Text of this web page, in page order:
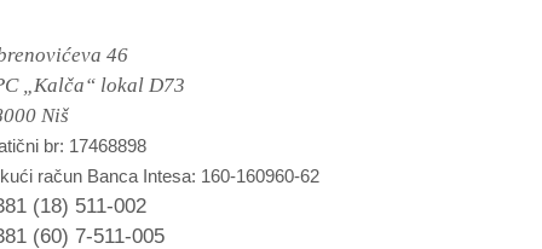
46
„Kalča“ lokal D73
Niš
br: 17468898
račun Banca Intesa: 160-160960-62
(18) 511-002
(60) 7-511-005